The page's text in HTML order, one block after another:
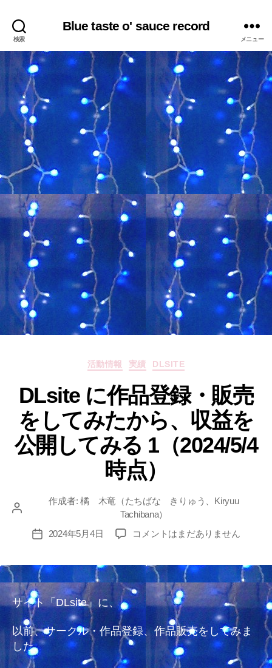
検索
Blue taste o' sauce record
メニュー
カ
ゴ
リ
ー
活動情報 実績 DLSITE
DLsite に作品登録・販売
をしてみたから、収益を
公開してみる 1（2024/5/4
時点）
投
作成者:橘 木竜（たちばな きりゅう、Kiryuu
Tachibana）
投
2024年5月4日
DLsite
登
録・
売
を
コメントはまだありません
サイト「DLsite」に、
以前、サークル・作品登録、作品販売をしてみま
した。